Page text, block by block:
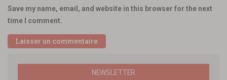
Save my name, email, and website in this browser for the next
time I comment.
NEWSLETTER